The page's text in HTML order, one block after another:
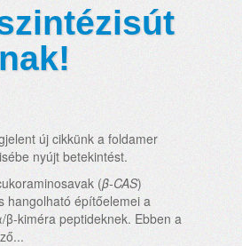
új cikkünk a foldamer
nyújt betekintést.
(β-CAS)
hangolható építőelemei a
kiméra peptideknek. Ebben a